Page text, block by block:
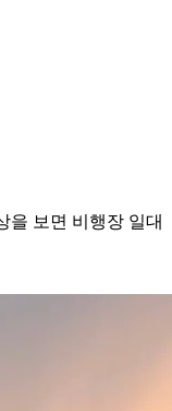
을 보면 비행장 일대